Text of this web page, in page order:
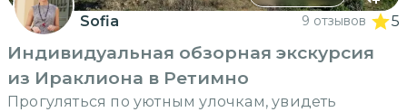
Sofia 9 отзывов 5
Индивидуальная обзорная экскурсия
из Ираклиона в Ретимно
Прогуляться по уютным улочкам, увидеть